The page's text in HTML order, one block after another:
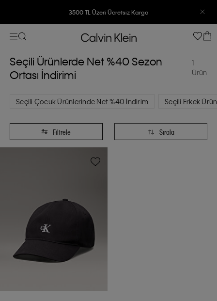
3500 TL Üzeri Ücretsiz Kargo
7500 TL Ve Üzeri Alışverişlerinizde 6 Taksit İmkanı
Seçili Ürünlerde Net %40 Sezon
Ortası İndirimi
1
Ürün
Seçili Çocuk Ürünlerinde Net %40 İndirim Seçili Erkek
Filtrele Sırala